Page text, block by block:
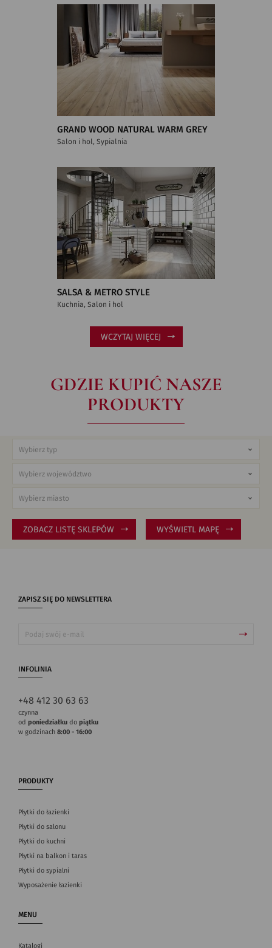
GRAND WOOD NATURAL WARM GREY
Salon i hol, Sypialnia
SALSA & METRO STYLE
Kuchnia, Salon i hol
WCZYTAJ WIĘCEJ
GDZIE KUPIĆ NASZE
PRODUKTY
ZOBACZ LISTĘ SKLEPÓW WYŚWIETL MAPĘ
ZAPISZ SIĘ DO NEWSLETTERA
INFOLINIA
+48 412 30 63 63
czynna
od poniedziałku do piątku
w godzinach 8:00 - 16:00
PRODUKTY
Płytki do łazienki
Płytki do salonu
Płytki do kuchni
Płytki na balkon i taras
Płytki do sypialni
Wyposażenie łazienki
MENU
Katalogi